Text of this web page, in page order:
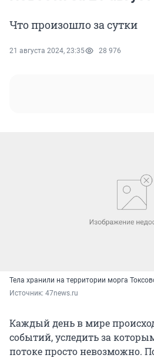
Что произошло за сутки
21 августа 2024, 23:35 28 976
Тела хранили на территории морга
Источник: 47news.ru
Каждый день в мире
событий, уследить за
потоке просто невозможно.